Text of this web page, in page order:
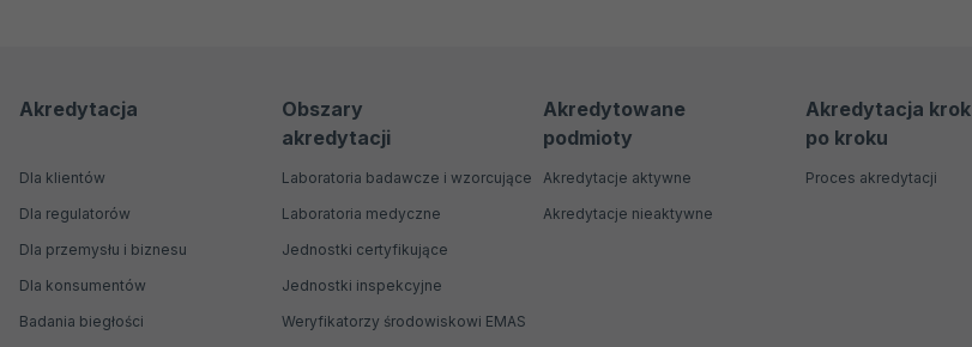
Menu
Menu
Akredytacja
Dla klientów
Dla regulatorów
Dla przemysłu i biznesu
Dla konsumentów
Badania biegłości
Obszary
akredytacji
Laboratoria badawcze i wzorcujące
Laboratoria medyczne
Jednostki certyfikujące
Jednostki inspekcyjne
Weryfikatorzy środowiskowi EMAS
Akredytowane
podmioty
Akredytacje aktywne
Akredytacje nieaktywne
Akredytacja krok
po kroku
Proces akredytacji